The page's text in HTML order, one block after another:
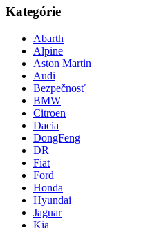
Kategórie
Abarth
Alpine
Aston Martin
Audi
Bezpečnosť
BMW
Citroen
Dacia
DongFeng
DR
Fiat
Ford
Honda
Hyundai
Jaguar
Kia